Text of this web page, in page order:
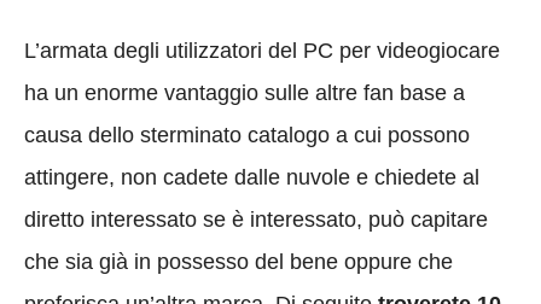
L’armata degli utilizzatori del PC per videogiocare
ha un enorme vantaggio sulle altre fan base a
causa dello sterminato catalogo a cui possono
attingere, non cadete dalle nuvole e chiedete al
diretto interessato se è interessato, può capitare
che sia già in possesso del bene oppure che